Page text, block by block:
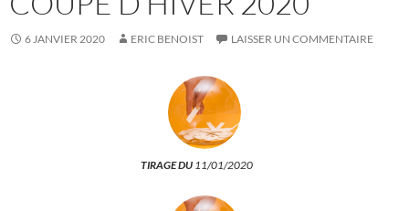
6 JANVIER 2020 ERIC BENOIST LAISSER UN COMMENTAIRE
TIRAGE DU 11/01/2020